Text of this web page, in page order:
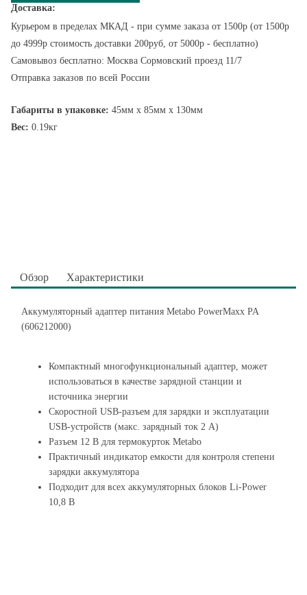
Доставка:
Курьером в пределах МКАД - при сумме заказа от 1500р (от 1500р
до 4999р стоимость доставки 200руб, от 5000р - бесплатно)
Самовывоз бесплатно: Москва Сормовский проезд 11/7
Отправка заказов по всей России
Габариты в упаковке: 45мм x 85мм x 130мм
Вес: 0.19кг
Обзор Характеристики
Аккумуляторный адаптер питания Metabo PowerMaxx PA
(606212000)
Компактный многофункциональный адаптер, может
использоваться в качестве зарядной станции и
источника энергии
Скоростной USB-разъем для зарядки и эксплуатации
USB-устройств (макс. зарядный ток 2 А)
Разъем 12 В для термокурток Metabo
Практичный индикатор емкости для контроля степени
зарядки аккумулятора
Подходит для всех аккумуляторных блоков Li-Power
10,8 В